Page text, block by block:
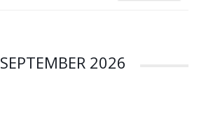
SEPTEMBER 2026